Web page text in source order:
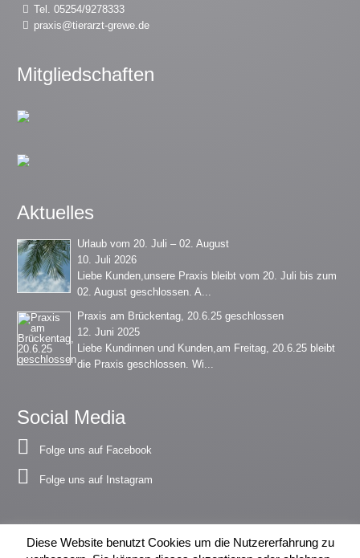
Tel. 05254/9278333
praxis@tierarzt-grewe.de
Mitgliedschaften
Aktuelles
Urlaub vom 20. Juli – 02. August
10. Juli 2026
Liebe Kunden,unsere Praxis bleibt vom 20. Juli bis zum
02. August geschlossen. A...
Praxis am Brückentag, 20.6.25 geschlossen
12. Juni 2025
Liebe Kundinnen und Kunden,am Freitag, 20.6.25 bleibt
die Praxis geschlossen. Wi...
Social Media
Folge uns auf Facebook
Folge uns auf Instagram
Diese Website benutzt Cookies um die Nutzererfahrung zu